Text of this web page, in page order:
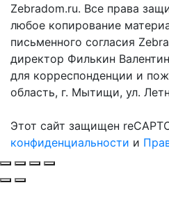
Zebradom.ru. Все права
любое копирование
письменного согласия
директор Филькин
для корреспонденции и
область, г. Мытищи, ул.
Этот сайт защищен
конфиденциальности и